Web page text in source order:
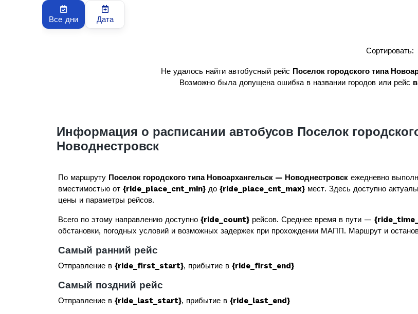
Все дни Дата
Сортировать:
Не удалось найти автобусный рейс Поселок городского типа
Возможно была допущена ошибка в названии городов или рейс
Информация о расписании автобусов Поселок
Новоднестровск
По маршруту Поселок городского типа Новоархангельск — Новоднестровск ежедневно
вместимостью от {ride_place_cnt_min} до {ride_place_cnt_max} мест. Здесь доступно
цены и параметры рейсов.
Всего по этому направлению доступно {ride_count} рейсов. Среднее время в пути —
обстановки, погодных условий и возможных задержек при прохождении МАПП. Маршрут и
Самый ранний рейс
Отправление в {ride_first_start}, прибытие в {ride_first_end}
Самый поздний рейс
Отправление в {ride_last_start}, прибытие в {ride_last_end}